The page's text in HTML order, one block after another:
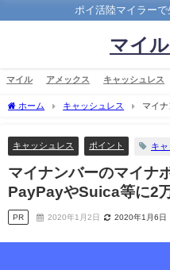
ポイ活陸マイラーで
マイ
マイル アメックス キャッシュレス
ホーム キャッシュレス
マイ
キャッシュレス ポイント キ
マイナンバーのマイナ
PayPayやSuica等に2
PR 2020年1月2日 2020年1月6日